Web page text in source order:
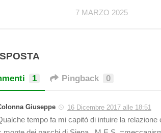
7 MARZO 2025
1 Pingback 0
Giuseppe 16 Dicembre 2017 alle 18:51
tempo fa mi capitò di intuire la relazione